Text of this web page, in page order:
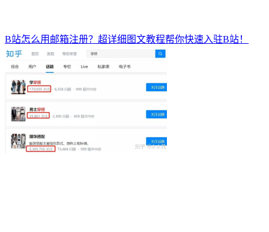
B站怎么用邮箱注册？超详细图文教程帮你快速入驻B站！